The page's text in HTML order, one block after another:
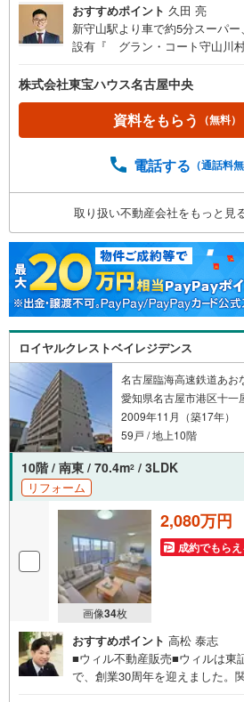
おすすめポイント 久田 亮
新守山駅より車で約5分スーパ
設有『 グラン・コート守山川
理の効率もアップ 浴室乾燥機・
適に 豊富な収納スペースですっ
帖のLDKで家族団らんのひと時
ー付インターホン完備 お子様も
と満足を～東宝ハウス名古屋中
ローンのご相談 FPによるライフ
お電話よりお問い合わせの際は
とお伝え下さい。【資料をもら
る】ボタンよりご予約いただく
内できます。お客様のお住まい
く全力でお手伝いさせていただ
心待ちにしております。
株式会社東宝ハウス名古屋中央
資料をもらう （無料）
電話する （通話料
取り扱い不動産会社をもっと見
ロイヤルクレストベイレジデンス
名古屋臨海高速鉄道あお
愛知県名古屋市港区十一
2009年11月（築17年）
59戸 / 地上10階
10階 / 南東 / 70.4m2 / 3LDK
リフォーム
画像34枚
2,080万円
成約でもら
おすすめポイント 高松 泰志
■ウィル不動産販売■ウィルは東
で、創業30周年を迎えました。